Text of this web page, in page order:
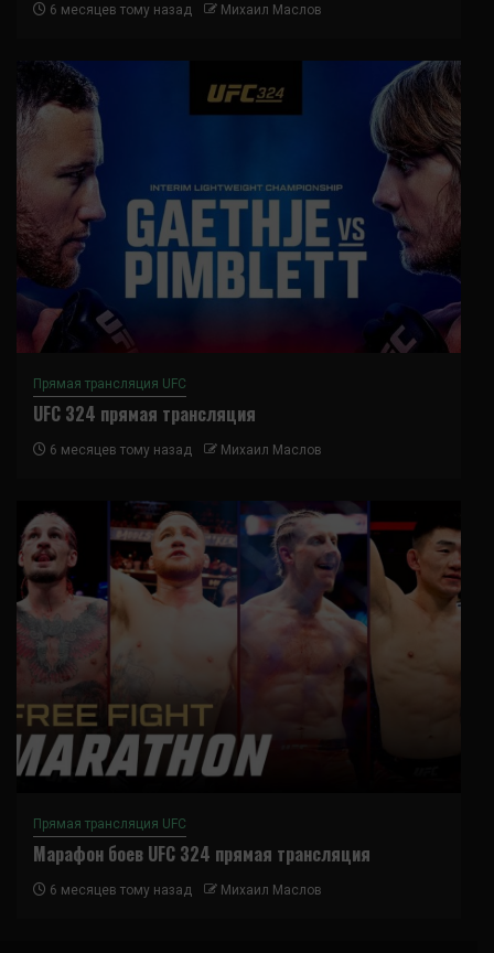
6 месяцев тому назад Михаил Маслов
Прямая трансляция UFC
UFC 324 прямая трансляция
6 месяцев тому назад Михаил Маслов
Прямая трансляция UFC
Марафон боев UFC 324 прямая трансляция
6 месяцев тому назад Михаил Маслов